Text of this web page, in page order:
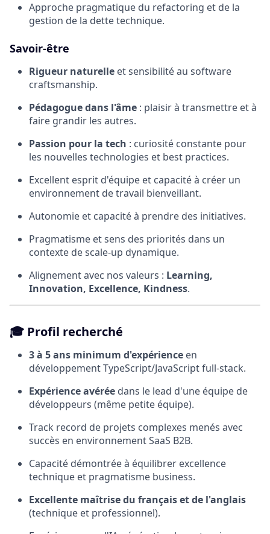
Approche pragmatique du refactoring et de la
gestion de la dette technique.
Savoir-être
Rigueur naturelle et sensibilité au software
craftsmanship.
Pédagogue dans l'âme : plaisir à transmettre et à
faire grandir les autres.
Passion pour la tech : curiosité constante pour
les nouvelles technologies et best practices.
Excellent esprit d'équipe et capacité à créer un
environnement de travail bienveillant.
Autonomie et capacité à prendre des initiatives.
Pragmatisme et sens des priorités dans un
contexte de scale-up dynamique.
Alignement avec nos valeurs : Learning,
Innovation, Excellence, Kindness.
🎓 Profil recherché
3 à 5 ans minimum d'expérience en
développement TypeScript/JavaScript full-stack.
Expérience avérée dans le lead d'une équipe de
développeurs (même petite équipe).
Track record de projets complexes menés avec
succès en environnement SaaS B2B.
Capacité démontrée à équilibrer excellence
technique et pragmatisme business.
Excellente maîtrise du français et de l'anglais
(technique et professionnel).